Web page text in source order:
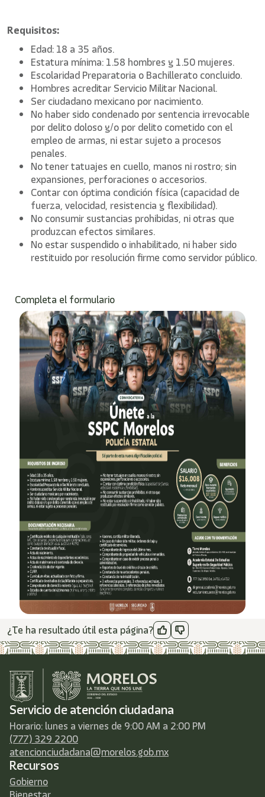
Requisitos:
Edad: 18 a 35 años.
Estatura mínima: 1.58 hombres y 1.50 mujeres.
Escolaridad Preparatoria o Bachillerato concluido.
Hombres acreditar Servicio Militar Nacional.
Ser ciudadano mexicano por nacimiento.
No haber sido condenado por sentencia irrevocable
por delito doloso y/o por delito cometido con el
empleo de armas, ni estar sujeto a procesos
penales.
No tener tatuajes en cuello, manos ni rostro; sin
expansiones, perforaciones o accesorios.
Contar con óptima condición física (capacidad de
fuerza, velocidad, resistencia y flexibilidad).
No consumir sustancias prohibidas, ni otras que
produzcan efectos similares.
No estar suspendido o inhabilitado, ni haber sido
restituido por resolución firme como servidor público.
Completa el formulario
¿Te ha resultado útil esta página?
Servicio de atención ciudadana
Horario: lunes a viernes de 9:00 AM a 2:00 PM
(777) 329 2200
atencionciudadana@morelos.gob.mx
Recursos
Gobierno